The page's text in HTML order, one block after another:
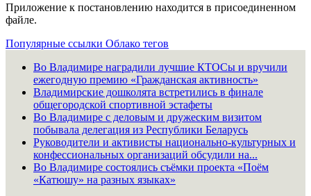
Приложение к постановлению находится в присоединенном
файле.
Популярные ссылки Облако тегов
Во Владимире наградили лучшие КТОСы и вручили
ежегодную премию «Гражданская активность»
Владимирские дошколята встретились в финале
общегородской спортивной эстафеты
Во Владимире с деловым и дружеским визитом
побывала делегация из Республики Беларусь
Руководители и активисты национально-культурных и
конфессиональных организаций обсудили на...
Во Владимире состоялись съёмки проекта «Поём
«Катюшу» на разных языках»